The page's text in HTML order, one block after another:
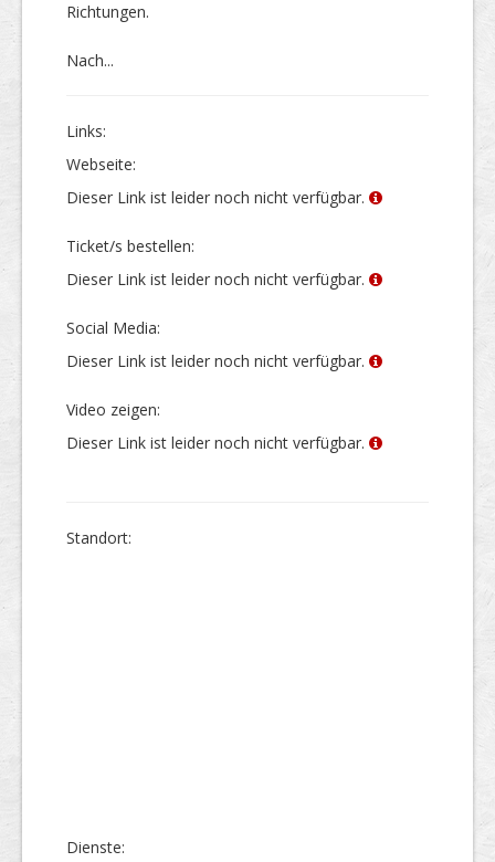
Richtungen.
Nach...
Links:
Webseite:
Dieser Link ist leider noch nicht verfügbar.
Ticket/s bestellen:
Dieser Link ist leider noch nicht verfügbar.
Social Media:
Dieser Link ist leider noch nicht verfügbar.
Video zeigen:
Dieser Link ist leider noch nicht verfügbar.
Stand­ort:
Dienste: